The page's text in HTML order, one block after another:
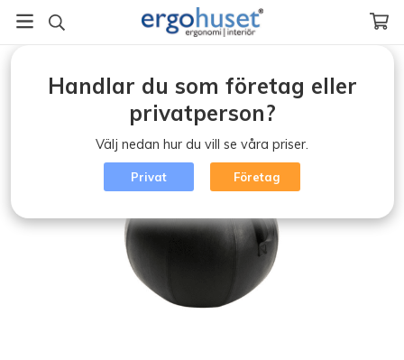
Balansbräda/Balansprodukter /
Handlar du som företag eller
privatperson?
Välj nedan hur du vill se våra priser.
Privat Företag